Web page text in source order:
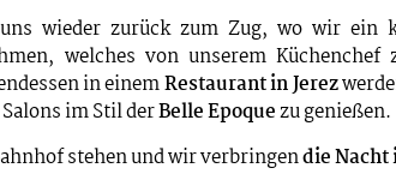
wieder zurück zum Zug, wo wir ein
welches von unserem Küchenchef
in einemRestaurant in Jerez
im Stil derBelle Epoquezu genießen.
stehen und wir verbringendie Nacht